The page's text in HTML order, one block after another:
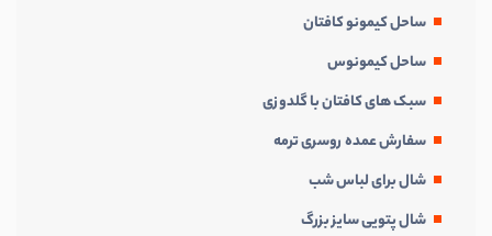
ساحل کیمونو کافتان
ساحل کیمونوس
سبک های کافتان با گلدوزی
سفارش عمده روسری ترمه
شال برای لباس شب
شال پتویی سایز بزرگ